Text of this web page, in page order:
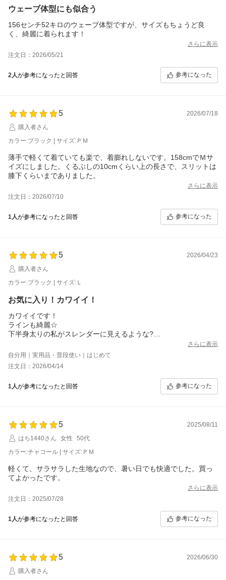
ウェーブ体型にも似合う
156センチ52キロのウェーブ体型ですが、サイズもちょうど良
く、綺麗に着られます！
さらに表示
注文日：2026/05/21
2人が参考になったと回答 参考になった
5
2026/07/18
購入者さん
カラー:ブラック | サイズ:ＰＭ
薄手で軽くて着ていても楽で、着膨れしないです。158cmでＭサ
イズにしました。くるぶしの10cmくらい上の長さで、スリットは
膝下くらいまでありました。
さらに表示
注文日：2026/07/10
1人が参考になったと回答 参考になった
5
2026/04/23
購入者さん
カラー:ブラック | サイズ:Ｌ
お気に入り！カワイイ！
カワイイです！
ラインも綺麗☆
下半身太りの私がスレンダーに見えるような?
脇ぐりとか心配だったから、Ｌにしたけど、Mでも良かったか
も。。。ヘビロテ間違いなし！
今時季の雨や肌寒い日はレギンス履いてます！
さらに表示
自分用｜実用品・普段使い｜はじめて
注文日：2026/04/14
1人が参考になったと回答 参考になった
5
2025/08/11
はち1440さん
女性
50代
カラー:チャコール | サイズ:ＰＭ
軽くて、サラサラした生地なので、暑い日でも快適でした。買っ
てよかったです。
さらに表示
注文日：2025/07/28
1人が参考になったと回答 参考になった
5
2026/06/30
購入者さん